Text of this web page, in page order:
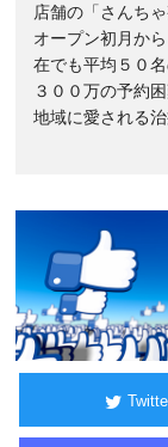
店舗の「さんち
オープン初月か
在でも平均５０
３００万の予約
地域に愛される